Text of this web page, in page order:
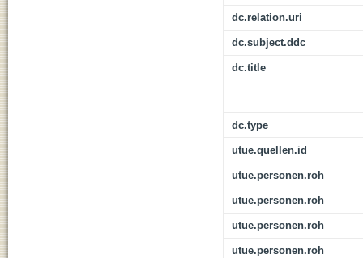
dc.relation.uri
dc.subject.ddc
dc.title
dc.type
utue.quellen.id
utue.personen.roh
utue.personen.roh
utue.personen.roh
utue.personen.roh